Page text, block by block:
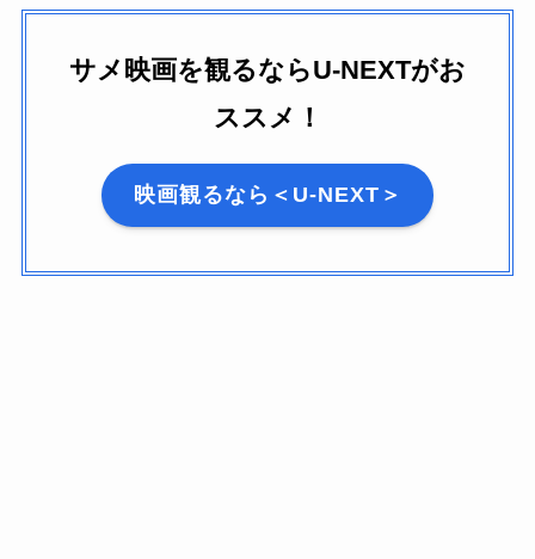
サメ映画を観るならU-NEXTがお
ススメ！
映画観るなら＜U-NEXT＞